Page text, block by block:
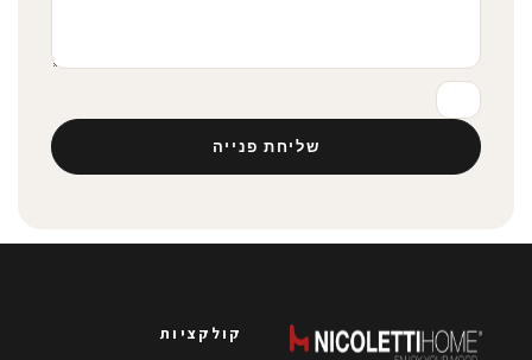
שליחת פנייה
קולקציות